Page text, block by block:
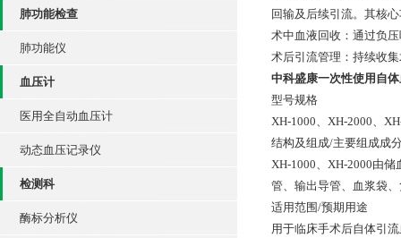
肺功能检查
肺功能仪
血压计
医用全自动血压计
动态血压记录仪
检测科
酶标分析仪
回输及后续引流。其核
术中血液回收：通过负
术后引流管理：持续收
中科盛康一次性使用自
型号规格
XH-1000、XH-2000、
结构及组成/主要组成成
XH-1000、XH-2000由
管、输出导管、血浆袋
适用范围/预期用途
用于临床手术后自体引